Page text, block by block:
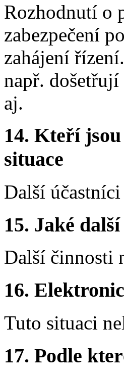
Rozhodnutí o
zabezpečení
zahájení
např. došetřují
aj.
14. Kteří
situace
Další
15. Jaké
Další činnosti
16.
Tuto situaci
17. Podle